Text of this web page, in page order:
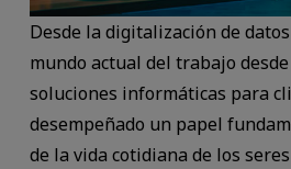
Desde la digitalización de
mundo actual del trabajo
soluciones informáticas para
desempeñado un papel
de la vida cotidiana de los